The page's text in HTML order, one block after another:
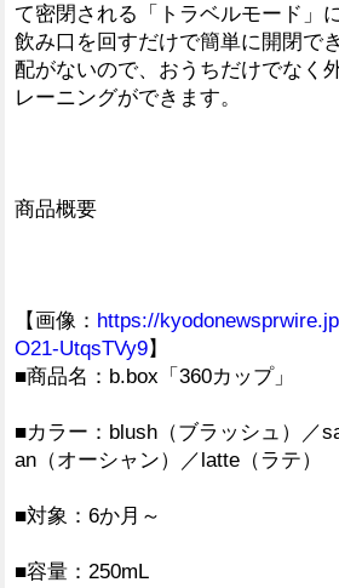
て密閉される「トラベルモード」
飲み口を回すだけで簡単に開閉で
配がないので、おうちだけでなく
レーニングができます。
商品概要
【画像： https://
O21-UtqsTVy9】
■商品名：b.box「360カップ」
■カラー：blush（ブラッシュ）／
an（オーシャン）／latte（ラテ）
■対象：6か月～
■容量：250mL